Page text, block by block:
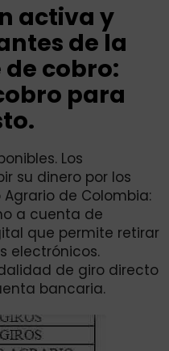
activa y
de la
cobro:
para
Los
su dinero por los
de Colombia:
a cuenta de
que permite retirar
electrónicos.
de giro directo
bancaria.